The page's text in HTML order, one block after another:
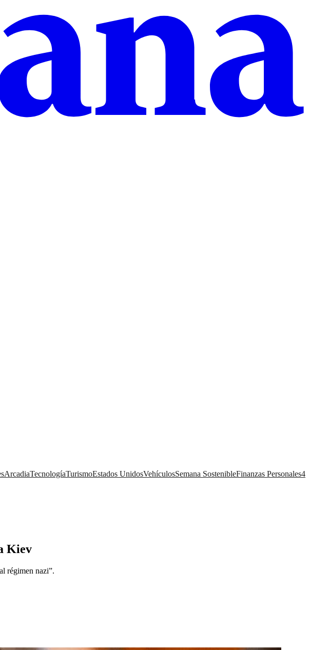
ArcadiaTecnologíaTurismoEstados UnidosVehículosSemana SostenibleFinanzas Personales4
Kiev
régimen nazi”.